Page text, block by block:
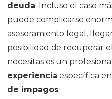
deuda. Incluso el caso
puede complicarse
asesoramiento legal,
posibilidad de recuperar
necesitas es un
experiencia específica
de impagos.